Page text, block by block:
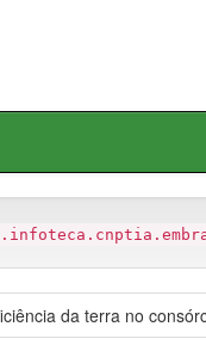
da terra no